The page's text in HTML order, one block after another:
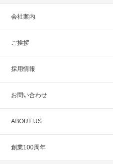
会社案内
ご挨拶
採用情報
お問い合わせ
ABOUT US
創業100周年